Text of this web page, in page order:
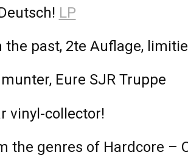
LP
past, 2te Auflage,
Eure SJR Truppe
vinyl-collector!
the genres of Hardcore –